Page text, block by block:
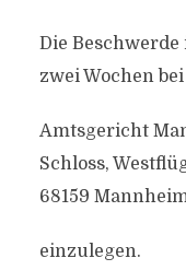
Die
zwei Wochen
Amtsgericht
Schloss,
68159
einzulegen.